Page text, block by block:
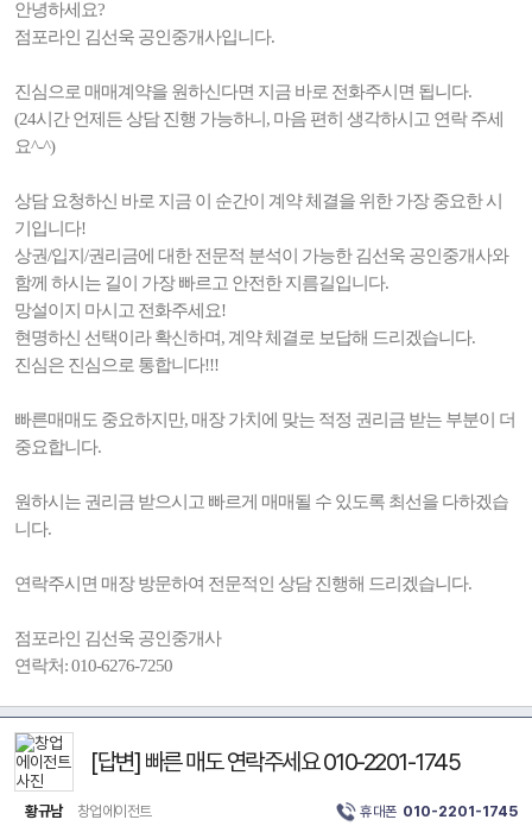
안녕하세요?
점포라인 김선욱 공인중개사입니다.
진심으로 매매계약을 원하신다면 지금 바로 전화주시면 됩니다.
(24시간 언제든 상담 진행 가능하니, 마음 편히 생각하시고 연락 주세
요^-^)
상담 요청하신 바로 지금 이 순간이 계약 체결을 위한 가장 중요한 시
기입니다!
상권/입지/권리금에 대한 전문적 분석이 가능한 김선욱 공인중개사와
함께 하시는 길이 가장 빠르고 안전한 지름길입니다.
망설이지 마시고 전화주세요!
현명하신 선택이라 확신하며, 계약 체결로 보답해 드리겠습니다.
진심은 진심으로 통합니다!!!
빠른매매도 중요하지만, 매장 가치에 맞는 적정 권리금 받는 부분이 더
중요합니다.
원하시는 권리금 받으시고 빠르게 매매될 수 있도록 최선을 다하겠습
니다.
연락주시면 매장 방문하여 전문적인 상담 진행해 드리겠습니다.
점포라인 김선욱 공인중개사
연락처: 010-6276-7250
[답변] 빠른 매도 연락주세요 010-2201-1745
황규남 창업에이전트 휴대폰 010-2201-1745